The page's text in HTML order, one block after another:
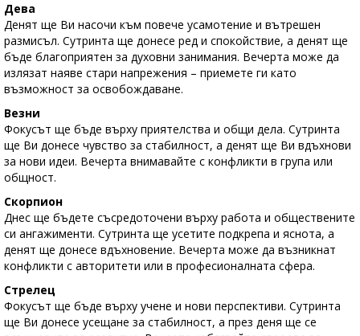
Дева
Денят ще Ви насочи към повече усамотение и вътрешен
размисъл. Сутринта ще донесе ред и спокойствие, а денят ще
бъде благоприятен за духовни занимания. Вечерта може да
излязат наяве стари напрежения – приемете ги като
възможност за освобождаване.
Везни
Фокусът ще бъде върху приятелства и общи дела. Сутринта
ще Ви донесе чувство за стабилност, а денят ще Ви вдъхнови
за нови идеи. Вечерта внимавайте с конфликти в група или
общност.
Скорпион
Днес ще бъдете съсредоточени върху работа и обществените
си ангажименти. Сутринта ще усетите подкрепа и яснота, а
денят ще донесе вдъхновение. Вечерта може да възникнат
конфликти с авторитети или в професионалната сфера.
Стрелец
Фокусът ще бъде върху учене и нови перспективи. Сутринта
ще Ви донесе усещане за стабилност, а през деня ще се